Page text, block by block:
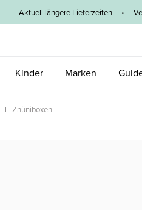
Aktuell längere Lieferzeiten •
Kinder Marken
Znüniboxen